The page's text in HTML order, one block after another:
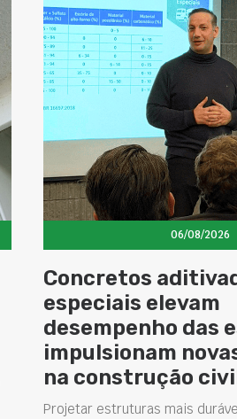
06/08/2026
Concretos
especiais elevam
desempenho das
impulsionam
na construção
Projetar estruturas mais